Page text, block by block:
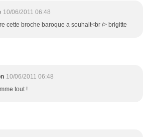
10/06/2011 06:48
cette broche baroque a souhait<br /> brigitte
10/06/2011 06:48
tout !